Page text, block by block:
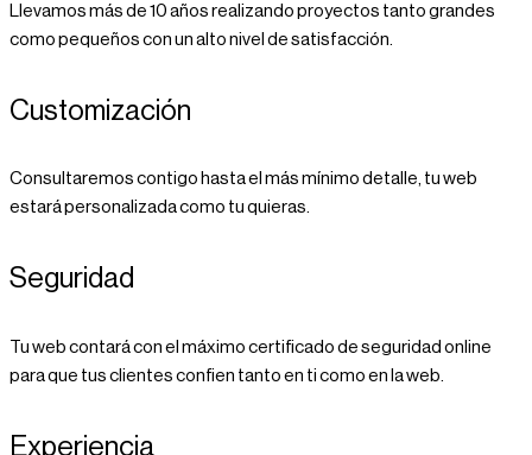
Llevamos más de 10 años realizando proyectos tanto grandes
como pequeños con un alto nivel de satisfacción.
Customización
Consultaremos contigo hasta el más mínimo detalle, tu web
estará personalizada como tu quieras.
Seguridad
Tu web contará con el máximo certificado de seguridad online
para que tus clientes confien tanto en ti como en la web.
Experiencia